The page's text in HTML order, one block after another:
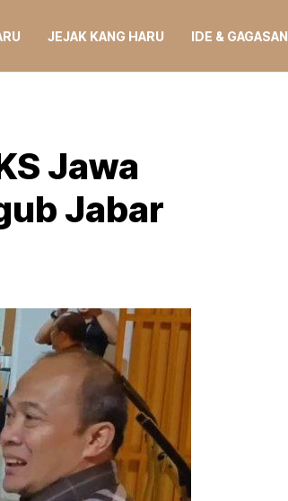
JEJAK KANG HARU IDE & GAGASAN
Jawa
Jabar